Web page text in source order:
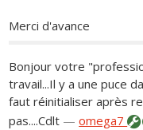
Merci d'avance
Bonjour votre
travail...Il y a une puce
faut réinitialiser après
pas....Cdlt —omega7